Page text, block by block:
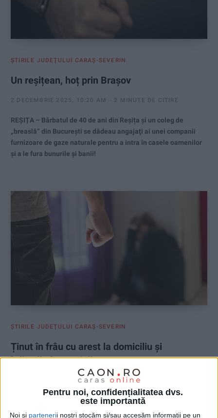
Pentru noi, confidențialitatea dvs.
este importantă
Noi și partenerii noștri stocăm și/sau accesăm informații pe un
ŞTIRILE JUDEŢULUI CARAŞ-SEVERIN
Un reșițean, hoț prin Brașov
2 DECEMBRIE 2025, 10:20 AM 2 MINUTE DE CITIRE
REȘIȚA – Bărbatul de 40 de ani din Reșița și un coleg de
„breaslă” din București se dădeau angajaţi ai unei companii
furnizoare de gaze naturale pentru a intra în casele oamenilor
și a le fura bunurile și banii!
ŞTIRILE JUDEŢULUI CARAŞ-SEVERIN
Ținut în frâu cu arest la domiciliu și
brățară electronică
25 NOIEMBRIE 2024, 10:34 AM 1 MINUT DE CITIRE
REȘIȚA – Sunt măsurile luate împotriva unui reșițean de 49 de
ani, care a încălcat prevederile ordinului de protecție, lucru ce i-